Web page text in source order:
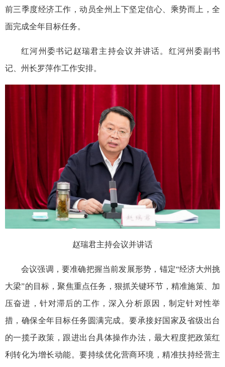
前三季度经济工作，动员全州上下坚定信心、乘势而上，全
面完成全年目标任务。
红河州委书记赵瑞君主持会议并讲话。红河州委副书
记、州长罗萍作工作安排。
赵瑞君主持会议并讲话
会议强调，要准确把握当前发展形势，锚定“经济大州挑
大梁”的目标，聚焦重点任务，狠抓关键环节，精准施策、加
压奋进，针对滞后的工作，深入分析原因，制定针对性举
措，确保全年目标任务圆满完成。要承接好国家及省级出台
的一揽子政策，跟进出台具体操作办法，最大程度把政策红
利转化为增长动能。要持续优化营商环境，精准扶持经营主